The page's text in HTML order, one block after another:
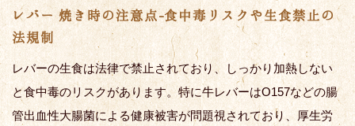
レバー 焼き時の注意点-食中毒リスクや生食禁止の
法規制
レバーの生食は法律で禁止されており、しっかり加熱しない
と食中毒のリスクがあります。特に牛レバーはO157などの腸
管出血性大腸菌による健康被害が問題視されており、厚生労